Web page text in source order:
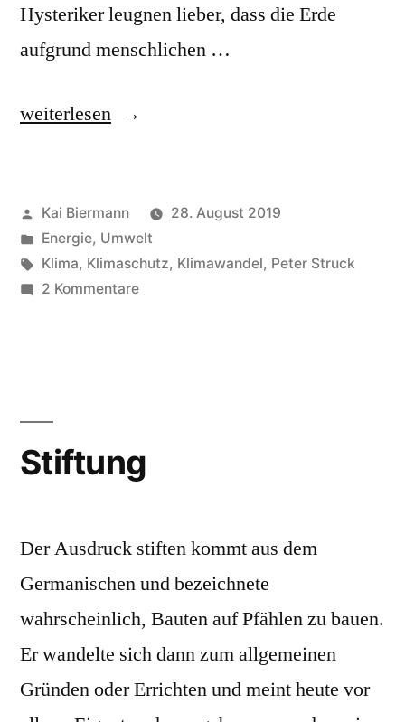
Hysteriker leugnen lieber, dass die Erde
aufgrund menschlichen …
„Klimahysterie“
weiterlesen
Veröffentlicht
von
Kai Biermann
28. August 2019
Veröffentlicht
in
Energie, Umwelt
Schlagwörter:
Klima, Klimaschutz, Klimawandel, Peter Struck
2 Kommentarezu
Stiftung
Der Ausdruck stiften kommt aus dem
Germanischen und bezeichnete
wahrscheinlich, Bauten auf Pfählen zu bauen.
Er wandelte sich dann zum allgemeinen
Gründen oder Errichten und meint heute vor